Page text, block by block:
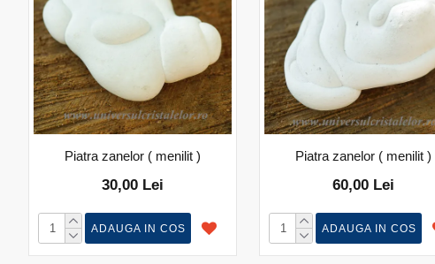
Piatra zanelor ( menilit )
30,00 Lei
ADAUGA IN COS
Piatra zanelor ( menilit )
60,00 Lei
ADAUGA IN COS